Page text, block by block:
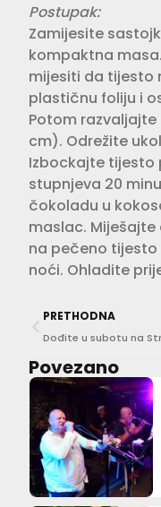
Postupak:⁣
Zamijesite
kompaktna
mijesiti da tijesto
plastičnu foliju i
Potom
cm). Odrežite
Izbockajte tijesto
stupnjeva 20
čoko­ladu u
maslac.
na pečeno
noći. Ohladite
PRETHODNA
Povezano